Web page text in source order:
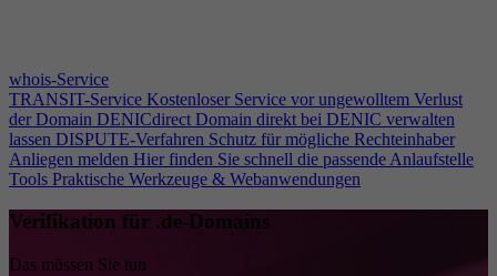
whois-Service
TRANSIT-Service Kostenloser Service vor ungewolltem Verlust
der Domain DENICdirect Domain direkt bei DENIC verwalten
lassen DISPUTE-Verfahren Schutz für mögliche Rechteinhaber
Anliegen melden Hier finden Sie schnell die passende Anlaufstelle
Tools Praktische Werkzeuge & Webanwendungen
Verifikation für .de-Domains
Das müssen Sie tun